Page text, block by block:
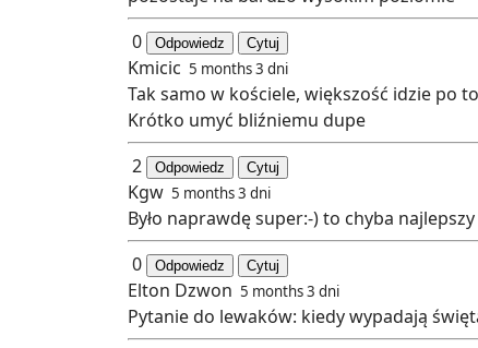
0
Odpowiedz Cytuj
Kmicic 5 months 3 dni
Tak samo w kościele, większość idzie po
Krótko umyć bliźniemu dupe
2
Odpowiedz Cytuj
Kgw 5 months 3 dni
Było naprawdę super:-) to chyba
0
Odpowiedz Cytuj
Elton Dzwon 5 months 3 dni
Pytanie do lewaków: kiedy wypadają